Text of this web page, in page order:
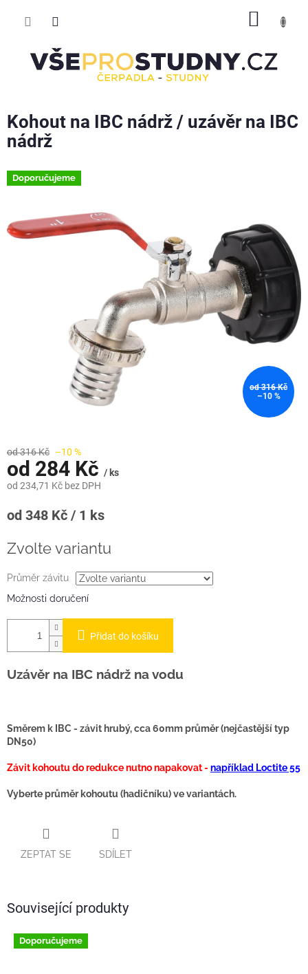
Kohout na IBC nádrž / uzávěr na IBC
nádrž
Doporučujeme
od 316 Kč
–10 %
od 316 Kč –10 %
od 284 Kč / ks
od 234,71 Kč bez DPH
Měrná
od 348 Kč / 1 ks
Zvolte variantu
Průměr závitu
Možnosti doručení
Přidat do košíku
Uzávěr na IBC nádrž na vodu
Směrem k IBC - závit hrubý, cca 60mm průměr (nejčastější typ
DN50)
Závit kohoutu do redukce nutno napakovat - například Loctite 55
Vyberte průměr kohoutu (hadičníku) ve variantách.
ZEPTAT SE SDÍLET
Související produkty
Doporučujeme